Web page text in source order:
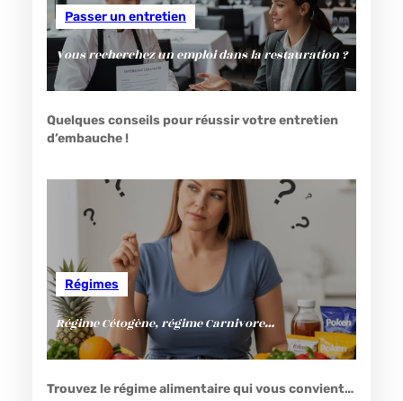
Passer un entretien
Vous recherchez un emploi dans la restauration ?
Quelques conseils pour réussir votre entretien
d’embauche !
Régimes
Régime Cétogène, régime Carnivore…
Trouvez le régime alimentaire qui vous convient…